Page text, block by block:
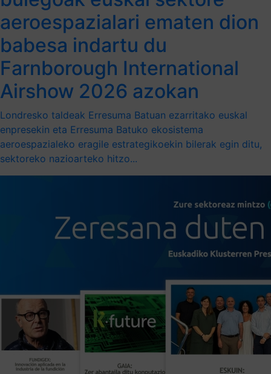
aeroespazialari ematen dion
babesa indartu du
Farnborough International
Airshow 2026 azokan
Londresko taldeak Erresuma Batuan ezarritako euskal
enpresekin eta Erresuma Batuko ekosistema
aeroespazialeko eragile estrategikoekin bilerak egin ditu,
sektoreko nazioarteko hitzo...